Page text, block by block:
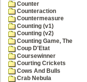
Counter
Counteraction
Countermeasure
Counting (v1)
Counting (v2)
Counting Game, The
Coup D'Etat
Coursewinner
Courting Crickets
Cows And Bulls
Crab Nebula